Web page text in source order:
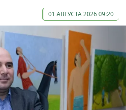
01 АВГУСТА 2026 09:20